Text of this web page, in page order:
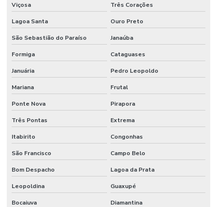
Viçosa Três Corações
Lagoa Santa Ouro Preto
São Sebastião do Paraíso Janaúba
Formiga Cataguases
Januária Pedro Leopoldo
Mariana Frutal
Ponte Nova Pirapora
Três Pontas Extrema
Itabirito Congonhas
São Francisco Campo Belo
Bom Despacho Lagoa da Prata
Leopoldina Guaxupé
Bocaiuva Diamantina